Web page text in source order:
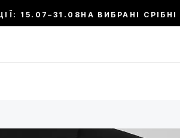
НА ВИБРАНІ СРІБНІ